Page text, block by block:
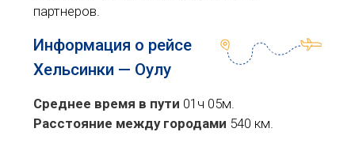
партнеров.
Информация о рейсе
Хельсинки — Оулу
Среднее время в пути 01ч 05м.
Расстояние между городами 540 км.